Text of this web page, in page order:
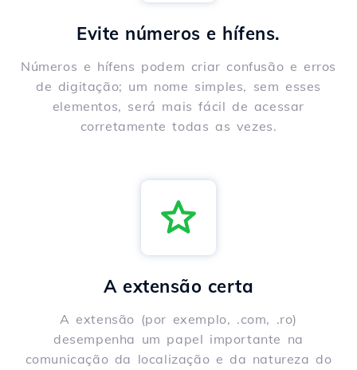
Evite números e hífens.
Números e hífens podem criar confusão e erros
de digitação; um nome simples, sem esses
elementos, será mais fácil de acessar
corretamente todas as vezes.
A extensão certa
A extensão (por exemplo, .com, .ro)
desempenha um papel importante na
comunicação da localização e da natureza do